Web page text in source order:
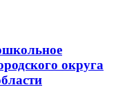
округа